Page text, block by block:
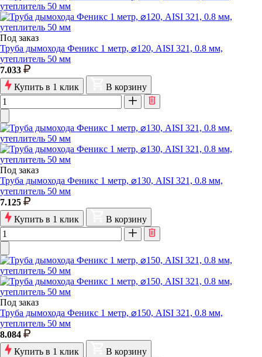
Под заказ
Труба дымохода Феникс 1 метр, ⌀120, AISI 321, 0.8 мм,
утеплитель 50 мм
7.033
Купить в 1 клик
В корзину
Под заказ
Труба дымохода Феникс 1 метр, ⌀130, AISI 321, 0.8 мм,
утеплитель 50 мм
7.125
Купить в 1 клик
В корзину
Под заказ
Труба дымохода Феникс 1 метр, ⌀150, AISI 321, 0.8 мм,
утеплитель 50 мм
8.084
Купить в 1 клик
В корзину